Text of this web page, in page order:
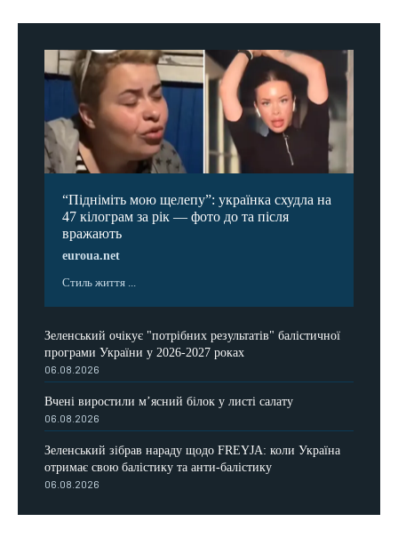
“Підніміть мою щелепу”: українка схудла на
47 кілограм за рік — фото до та після
вражають
euroua.net
Стиль життя ...
Зеленський очікує "потрібних результатів" балістичної
програми України у 2026-2027 роках
06.08.2026
Вчені виростили м’ясний білок у листі салату
06.08.2026
Зеленський зібрав нараду щодо FREYJA: коли Україна
отримає свою балістику та анти-балістику
06.08.2026